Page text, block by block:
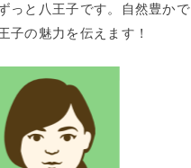
っと八王子です。自然豊かで
子の魅力を伝えます！